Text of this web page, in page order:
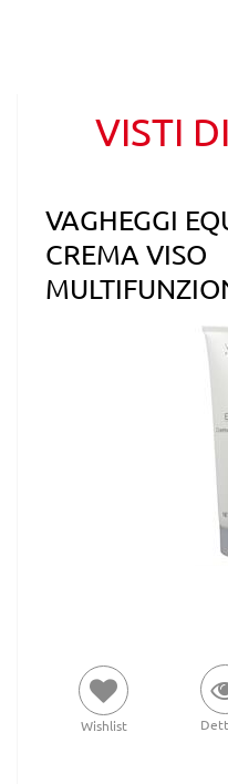
VISTI
VAGHEGGI
CREMA VISO
Wishlist